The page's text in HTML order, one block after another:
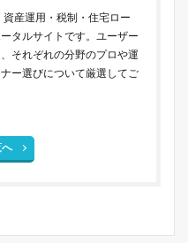
産運用・税制・住宅ロー
タルサイトです。ユーザー
それぞれの分野のプロや運
ー選びについて厳選してご